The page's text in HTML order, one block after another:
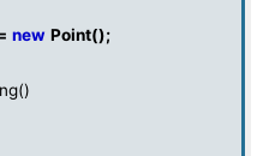
new Point();